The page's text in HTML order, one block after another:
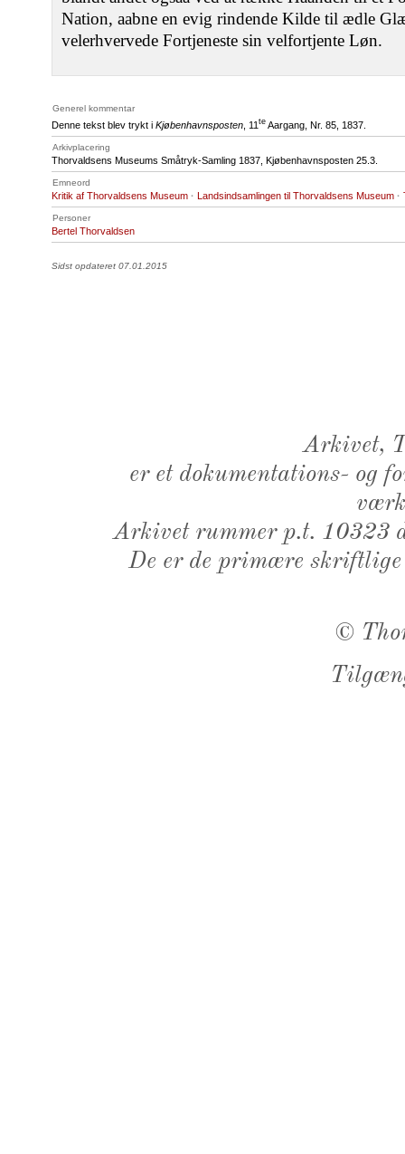
Nation, aabne en evig rindende Kilde til ædle
velerhvervede Fortjeneste sin velfortjente Løn.
Generel kommentar
Denne tekst blev trykt i Kjøbenhavnsposten , 11 te Aargang, Nr. 85, 1837.
Arkivplacering
Thorvaldsens Museums Småtryk-Samling 1837, Kjøbenhavnsposten 25.3.
Emneord
Kritik af Thorvaldsens Museum · Landsindsamlingen til Thorvaldsens Museum ·
Personer
Bertel Thorvaldsen
Sidst opdateret 07.01.2015
Arkivet,
er et dokumentations- og
Arkivet rummer p.t. 10323
De er de primære
©